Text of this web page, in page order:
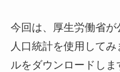
今回は、厚生労働省
人口統計を使用して
ルをダウンロードしま